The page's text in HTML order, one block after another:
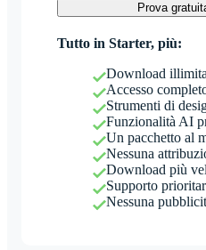
Prova
Tutto in Starter, più:
Download
Accesso
Strumenti di
Funzionalità AI
Un pacchetto al
Nessuna
Download più
Supporto
Nessuna